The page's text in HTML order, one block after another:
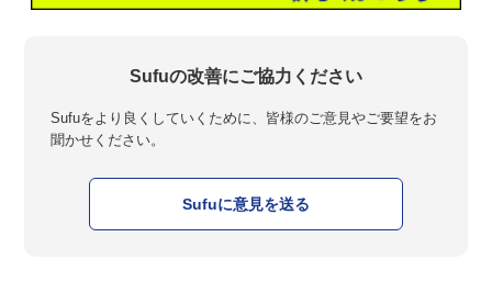
Sufuの改善にご協力ください
Sufuをより良くしていくために、皆様のご意見やご要望をお
聞かせください。
Sufuに意見を送る